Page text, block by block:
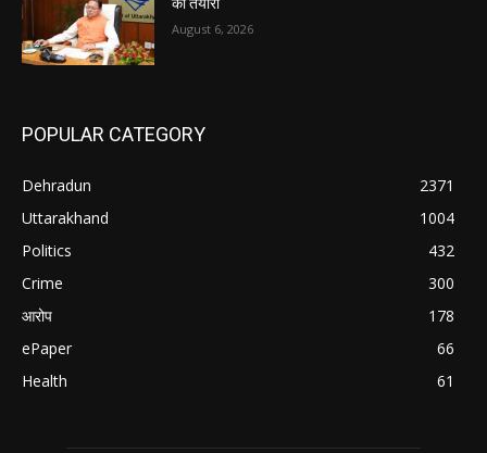
August 6, 2026
POPULAR CATEGORY
Dehradun
2371
Uttarakhand
1004
Politics
432
Crime
300
आरोप
178
ePaper
66
Health
61